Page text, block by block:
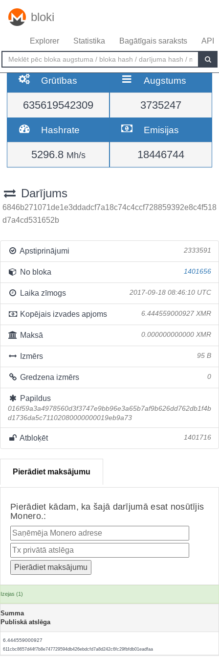
bloki
Explorer Statistika Bagātīgais saraksts API
Grūtības
635619542309
Augstums
3735247
Hashrate
5296.8 Mh/s
Emisijas
18446744
Darījums
6846b271071de1e3ddadcf7a18c74c4ccf728859392e8c4f518
d7a4cd531652b
Apstiprinājumi 2333591
No bloka 1401656
Laika zīmogs 2017-09-18 08:46:10 UTC
Kopējais izvades apjoms 6.444559000927 XMR
Maksā 0.000000000000 XMR
Izmērs 95 B
Gredzena izmērs 0
Papildus
016f59a3a4978560d3f3747e9bb96e3a65b7af9b626dd762db1f4b
d1736da5c71102080000000019eb9a73
Atbloķēt 1401716
Pierādiet maksājumu
Pierādiet kādam, ka šajā darījumā esat nosūtījis
Monero.:
Izejas (1)
Summa
Publiskā atslēga
6.444559000927
611cbc8657d44f7b8e747729594db426ebdcfd7a8d242c6fc29fbfdb01eadfaa